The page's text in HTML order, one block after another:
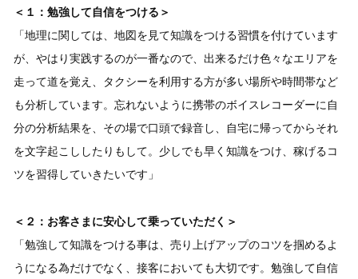
＜１：勉強して自信をつける＞
「地理に関しては、地図を見て知識をつける習慣を付けています
が、やはり実践するのが一番なので、出来るだけ色々なエリアを
走って道を覚え、タクシーを利用する方が多い場所や時間帯など
も分析しています。忘れないように携帯のボイスレコーダーに自
分の分析結果を、その場で口頭で録音し、自宅に帰ってからそれ
を文字起こししたりもして。少しでも早く知識をつけ、稼げるコ
ツを習得していきたいです」
＜２：お客さまに安心して乗っていただく＞
「勉強して知識をつける事は、売り上げアップのコツを掴めるよ
うになる為だけでなく、接客においても大切です。勉強して自信